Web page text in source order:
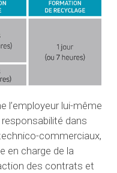
l’employeur lui-même
dans
commerciaux,
en charge de la
des contrats et